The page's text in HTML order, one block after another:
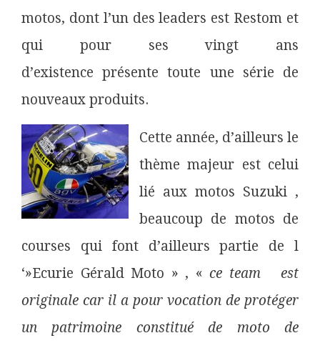
motos, dont l’un des leaders est Restom et
qui pour ses vingt ans
d’existence présente toute une série de
nouveaux produits.
Cette année, d’ailleurs le
thème majeur est celui
lié aux motos Suzuki ,
beaucoup de motos de
courses qui font d’ailleurs partie de l
‘»Ecurie Gérald Moto » , « ce team est
originale car il a pour vocation de protéger
un patrimoine constitué de moto de